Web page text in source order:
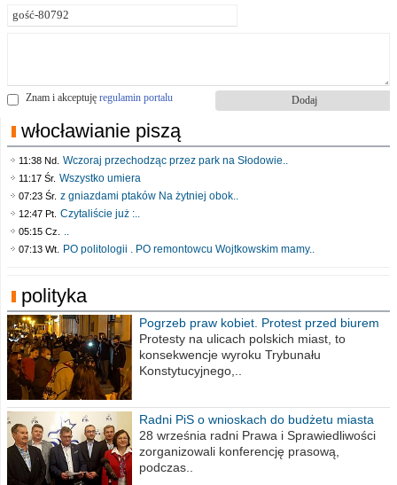
Znam i akceptuję regulamin portalu
włocławianie piszą
11:38 Nd. Wczoraj przechodząc przez park na Słodowie..
11:17 Śr. Wszystko umiera
07:23 Śr. z gniazdami ptaków Na żytniej obok..
12:47 Pt. Czytaliście już :..
05:15 Cz. ..
07:13 Wt. PO politologii . PO remontowcu Wojtkowskim mamy..
polityka
Pogrzeb praw kobiet. Protest przed biurem
poselskim PiS
Protesty na ulicach polskich miast, to
konsekwencje wyroku Trybunału
Konstytucyjnego,..
Radni PiS o wnioskach do budżetu miasta
na 2021 rok
28 września radni Prawa i Sprawiedliwości
zorganizowali konferencję prasową,
podczas..